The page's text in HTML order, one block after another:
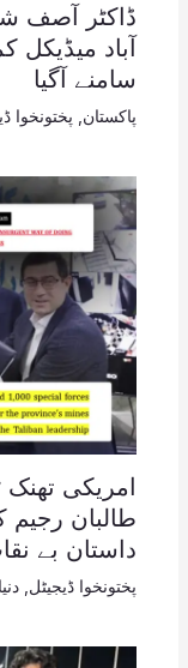
ڈاکٹر آصف
آباد میڈیکل
سامنے آگیا
پاکستان پختونخوا
امریکی تھنک
طالبان رجیم
داستان بے
پختونخوا ڈیجیٹل دنیا